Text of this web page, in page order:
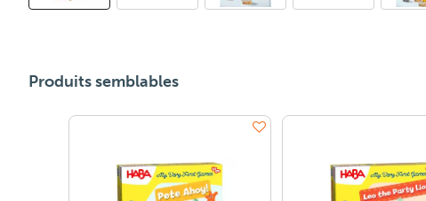
Produits semblables